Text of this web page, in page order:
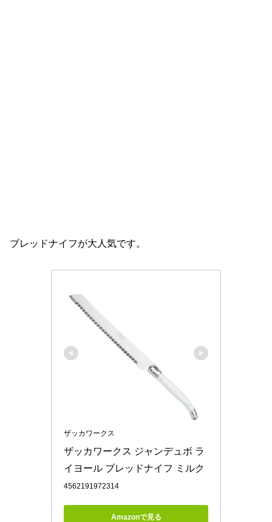
ブレッドナイフが大人気です。
ザッカワークス
ザッカワークス ジャンデュボ ラ
イヨール ブレッドナイフ ミルク
4562191972314
Amazonで見る